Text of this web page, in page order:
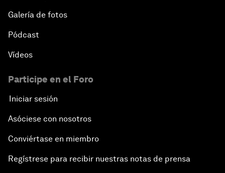
Galería de fotos
Pódcast
Vídeos
Participe en el Foro
Iniciar sesión
Asóciese con nosotros
Conviértase en miembro
Regístrese para recibir nuestras notas de prensa